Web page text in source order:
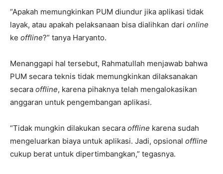
“Apakah memungkinkan PUM diundur jika aplikasi tidak
layak, atau apakah pelaksanaan bisa dialihkan dari online
ke offline?” tanya Haryanto.
Menanggapi hal tersebut, Rahmatullah menjawab bahwa
PUM secara teknis tidak memungkinkan dilaksanakan
secara offline, karena pihaknya telah mengalokasikan
anggaran untuk pengembangan aplikasi.
“Tidak mungkin dilakukan secara offline karena sudah
mengeluarkan biaya untuk aplikasi. Jadi, opsional offline
cukup berat untuk dipertimbangkan,” tegasnya.